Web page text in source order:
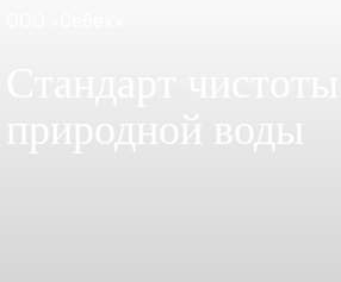
природной воды